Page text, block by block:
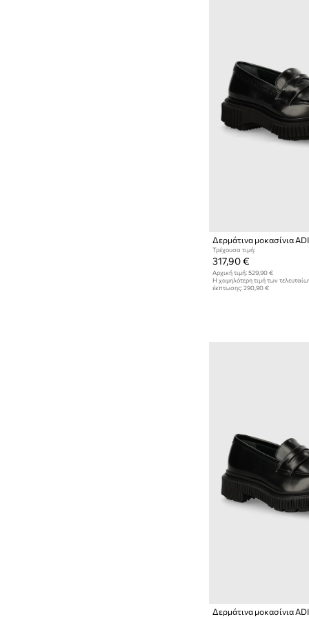
Δερμάτινα μοκασίνια
Τρέχουσα τιμή:
317,90 €
Αρχική τιμή: 529,90 €
Η χαμηλότερη τιμή των
έκπτωσης: 290,90 €
Δερμάτινα μοκασίνια